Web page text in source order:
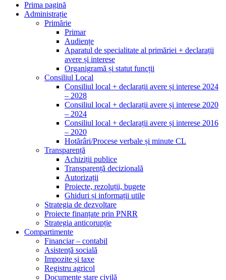
Prima pagină
Administrație
Primărie
Primar
Audiențe
Aparatul de specialitate al primăriei + declarații
avere și interese
Organigramă și statut funcții
Consiliul Local
Consiliul local + declarații avere și interese 2024
– 2028
Consiliul local + declarații avere și interese 2020
– 2024
Consiliul local + declarații avere și interese 2016
– 2020
Hotărâri/Procese verbale și minute CL
Transparență
Achiziții publice
Transparență decizională
Autorizații
Proiecte, rezoluții, bugete
Ghiduri și informații utile
Strategia de dezvoltare
Proiecte finanțate prin PNRR
Strategia anticorupție
Compartimente
Financiar – contabil
Asistență socială
Impozite și taxe
Registru agricol
Documente stare civilă